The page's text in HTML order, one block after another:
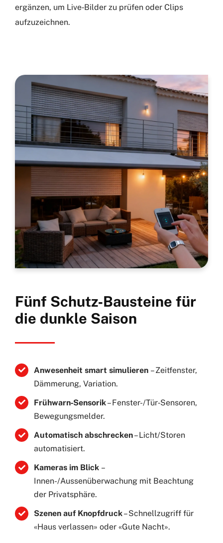
ergänzen, um Live‑Bilder zu prüfen oder Clips
aufzuzeichnen.
Fünf Schutz‑Bausteine für
die dunkle Saison
Anwesenheit smart simulieren – Zeitfenster,
Dämmerung, Variation.
Frühwarn‑Sensorik– Fenster-/Tür‑Sensoren,
Bewegungsmelder.
Automatisch abschrecken– Licht/Storen
automatisiert.
Kameras im Blick –
Innen-/Aussenüberwachung mit Beachtung
der Privatsphäre.
Szenen auf Knopfdruck– Schnellzugriff für
«Haus verlassen» oder «Gute Nacht».